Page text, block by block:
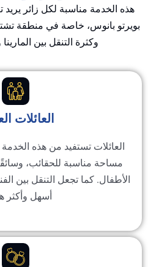
الخدمة مناسبة لكل زائر يريد
بانوس، خاصة في منطقة تشتهر
وكثرة التنقل بين المارينا
العائلات العربية
تستفيد من هذه الخدمة لأنها
مساحة مناسبة للحقائب، وسائقًا
كما تجعل التنقل بين الفندق
أسهل وأكثر هدوءًا.